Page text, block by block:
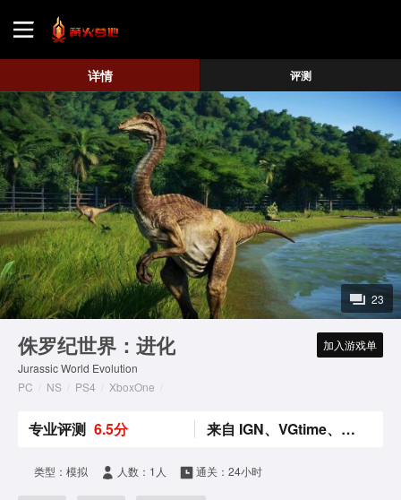
游戏评测
地图攻略
详情 评测
23
侏罗纪世界：进化
Jurassic World Evolution
PC
NS PS4 XboxOne
加入游戏单
专业评测 6.5分 来自 IGN、VGtime、Gamerank
类型：模拟 人数：1人 通关：24小时